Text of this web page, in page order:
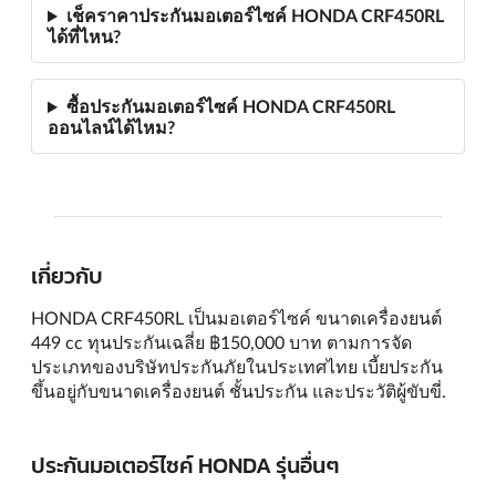
เช็คราคาประกันมอเตอร์ไซค์ HONDA CRF450RL
ได้ที่ไหน?
ซื้อประกันมอเตอร์ไซค์ HONDA CRF450RL
ออนไลน์ได้ไหม?
เกี่ยวกับ
HONDA CRF450RL เป็นมอเตอร์ไซค์ ขนาดเครื่องยนต์
449 cc ทุนประกันเฉลี่ย ฿150,000 บาท ตามการจัด
ประเภทของบริษัทประกันภัยในประเทศไทย เบี้ยประกัน
ขึ้นอยู่กับขนาดเครื่องยนต์ ชั้นประกัน และประวัติผู้ขับขี่.
ประกันมอเตอร์ไซค์ HONDA รุ่นอื่นๆ